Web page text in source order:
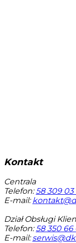
Kontakt
Centrala
Telefon: 58 309 03
E-mail:
Dział Obsługi
Telefon: 58 350 66
E-mail: